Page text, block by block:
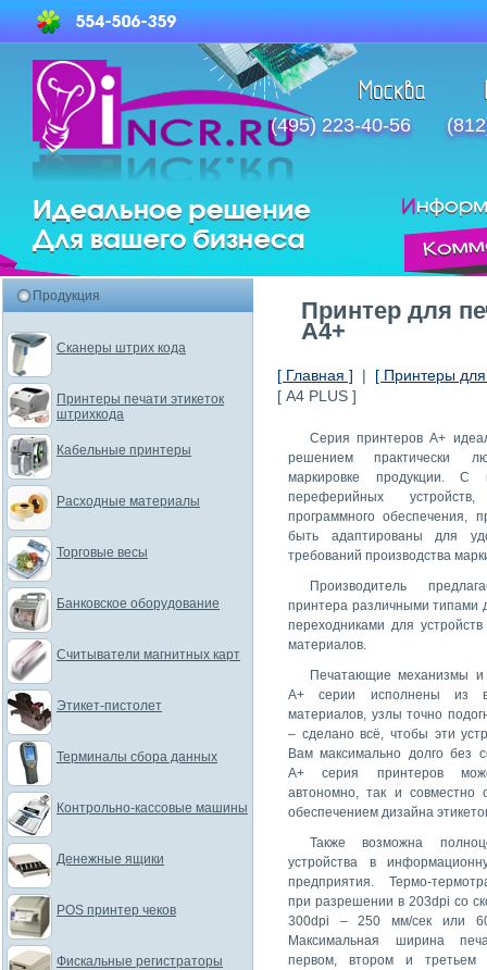
(495) 223-40-56
Принтер для
А4+
[ Главная ] | [ Принтеры для
[ А4 PLUS ]
Серия принтеров A+
решением практически
маркировке продукции. С
переферийных
программного обеспечения,
быть адаптированы для
требований производства
Производитель
принтера различными типами
переходниками для
материалов.
Печатающие механизмы и
A+ серии исполнены из
материалов, узлы точно
– сделано всё, чтобы эти
Вам максимально долго без
A+ серия принтеров
автономно, так и
обеспечением дизайна
Также возможна
устройства в
предприятия. Термо-
при разрешении в 203dpi со
300dpi – 250 мм/сек или
Максимальная ширина
первом, втором и третьем
Продукция
Сканеры штрих кода
Принтеры печати этикеток
штрихкода
Кабельные принтеры
Расходные материалы
Торговые весы
Банковское оборудование
Считыватели магнитных карт
Этикет-пистолет
Терминалы сбора данных
Контрольно-кассовые машины
Денежные ящики
POS принтер чеков
Фискальные регистраторы